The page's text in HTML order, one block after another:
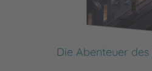
Die Abenteuer